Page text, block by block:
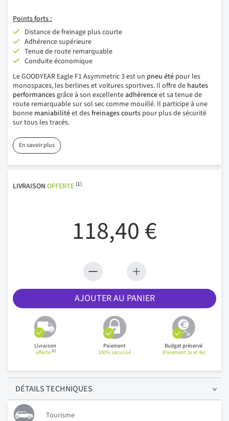
Pointsforts :
Distance de freinage plus courte
Adhérence supérieure
Tenue de route remarquable
Conduite économique
Le GOODYEAR Eagle F1 Asymmetric 3 est un pneu été pour les
monospaces, les berlines et voitures sportives. Il offre de hautes
performancesgrâce à son excellenteadhérenceet sa tenue de
route remarquable sur sol sec comme mouillé. Il participe à une
bonne maniabilitéet desfreinages courts pour plus de sécurité
sur tous les tracés.
En savoir plus
LIVRAISON OFFERTE (1)
118,40 €
AJOUTER AU PANIER
Livraison
offerte(1)
Paiement
100% sécurisé
Budget préservé
(Paiement 3x et 4x)
DÉTAILSTECHNIQUES
Tourisme